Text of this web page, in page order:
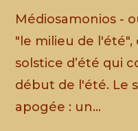
Médiosamonios -
"le milieu de
solstice d’été qui
début de l'été. Le
apogée : un…